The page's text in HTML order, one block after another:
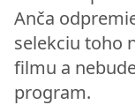
Anča
selekciu toho
filmu a
program.